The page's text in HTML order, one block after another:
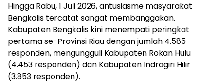
Hingga Rabu, 1 Juli 2026, antusiasme masyarakat
Bengkalis tercatat sangat membanggakan.
Kabupaten Bengkalis kini menempati peringkat
pertama se-Provinsi Riau dengan jumlah 4.585
responden, mengungguli Kabupaten Rokan Hulu
(4.453 responden) dan Kabupaten Indragiri Hilir
(3.853 responden).